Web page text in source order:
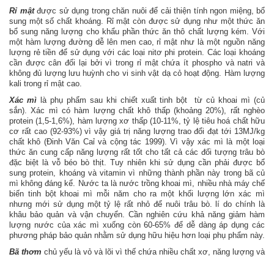
Rỉ mậtđược sử dụng trong chăn nuôi để cải thiện tính ngon miệng, bổ
sung một số chất khoáng. Rỉ mật còn được sử dụng như một thức ăn
bổ sung năng lượng cho khẩu phần thức ăn thô chất lượng kém. Với
một hàm lượng đường dễ lên men cao, rỉ mật như là một nguồn năng
lượng rẻ tiền để sử dụng với các loại nitơ phi protein. Các loại khoáng
cần được cân đối lại bởi vì trong rỉ mật chứa ít phospho và natri và
không đủ lượng lưu huỳnh cho vi sinh vật dạ cỏ hoạt động. Hàm lượng
kali trong rỉ mật cao.
Xác mìlà phụ phẩm sau khi chiết xuất tinh bột từ củ khoai mì (củ
sắn). Xác mì có hàm lượng chất khô thấp (khoảng 20%), rất nghèo
protein (1,5-1,6%), hàm lượng xơ thấp (10-11%, tỷ lệ tiêu hoá chất hữu
cơ rất cao (92-93%) vì vậy giá trị năng lượng trao đổi đạt tới 13MJ/kg
chất khô (Đinh Văn Caỉ và cộng tác 1999). Vì vậy xác mì là một loại
thức ăn cung cấp năng lượng rất tốt cho tất cả các đối tượng trâu bò
đặc biệt là vỗ béo bò thịt. Tuy nhiên khi sử dụng cần phải được bổ
sung protein, khoáng và vitamin vì những thành phần này trong bã củ
mì không đáng kể. Nước ta là nước trồng khoai mì, nhiều nhà máy chế
biến tinh bột khoai mì mỗi năm cho ra một khối lượng lớn xác mì
nhưng mới sử dụng một tỷ lệ rất nhỏ để nuôi trâu bò. lí do chính là
khâu bảo quản và vận chuyển. Cần nghiên cứu khả năng giảm hàm
lượng nước của xác mì xuống còn 60-65% để dễ dàng áp dụng các
phương pháp bảo quản nhằm sử dụng hữu hiệu hơn loại phụ phẩm này.
Bã thơm chủ yếu là vỏ và lõi vì thế chứa nhiều chất xơ, năng lượng và